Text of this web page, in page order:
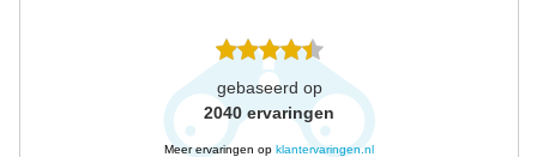
gebaseerd op
2040 ervaringen
Meer ervaringen op klantervaringen.nl